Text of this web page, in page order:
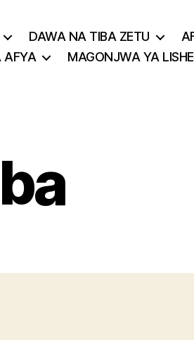
DAWA NA TIBA ZETU
AFYA
MAGONJWA YA LISHE